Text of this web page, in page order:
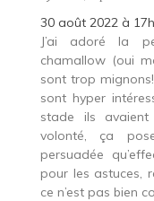
30 août 2022 à
J’ai adoré la
chamallow (oui
sont trop
sont hyper
stade ils
volonté, ça
persuadée
pour les astuces,
ce n’est pas bien